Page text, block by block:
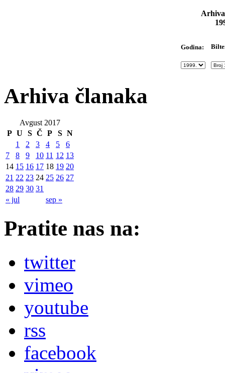
Godina:
Arhiva članaka
Avgust 2017
P U S Č P S N
« jul sep »
1 2 3 4 5
6
7
8 9 10 11 12 13
14 15 16 17 18 19 20
21 22 23 24 25 26 27
28 29 30 31
Pratite nas na:
twitter
vimeo
youtube
rss
facebook